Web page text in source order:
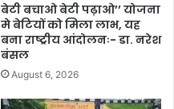
बेटी बचाओ बेटी पढ़ाओ’’ योजना
मे बेटियों को मिला लाभ, यह
बना राष्ट्रीय आंदोलनः- डा. नरेश
बंसल
August 6, 2026